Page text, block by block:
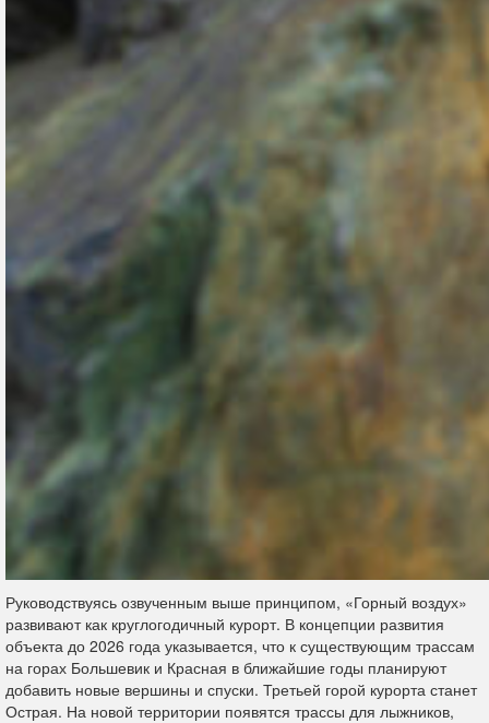
Руководствуясь озвученным выше принципом, «Горный воздух»
развивают как круглогодичный курорт. В концепции развития
объекта до 2026 года указывается, что к существующим трассам
на горах Большевик и Красная в ближайшие годы планируют
добавить новые вершины и спуски. Третьей горой курорта станет
Острая. На новой территории появятся трассы для лыжников,